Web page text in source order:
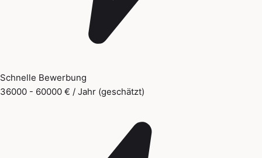
Schnelle Bewerbung
36000 - 60000 € / Jahr (geschätzt)